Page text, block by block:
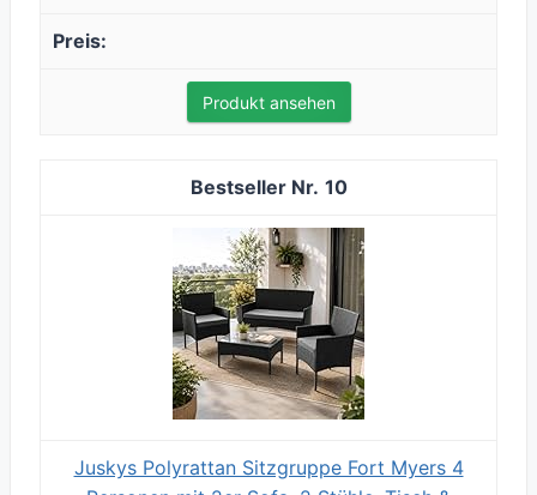
Produkt ansehen
10
Juskys Polyrattan Sitzgruppe Fort Myers 4